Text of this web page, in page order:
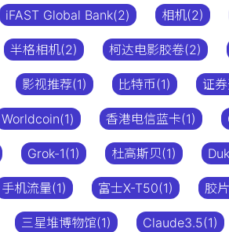
iFAST Global Bank(2) 相机(2)
半格相机(2) 柯达电影胶卷(2)
影视推荐(1) 比特币(1) 证
Worldcoin(1) 香港电信蓝卡(1)
Grok-1(1) 杜高斯贝(1)
手机流量(1) 富士X-T50(1) 胶
三星堆博物馆(1) Claude3.5(1)